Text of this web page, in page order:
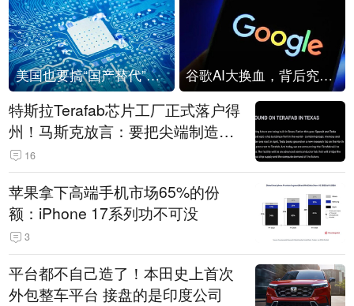
美国也要搞“国产替代”？先算清三笔账 谷歌AI大换血，背后究竟发生了什么？
特斯拉Terafab芯片工厂正式落户得
州！马斯克放言：要把尖端制造带
回美国
16
苹果拿下高端手机市场65%的份
额：iPhone 17系列功不可没
3
平台都不自己造了！本田史上首次
外包整车平台 接盘的是印度公司